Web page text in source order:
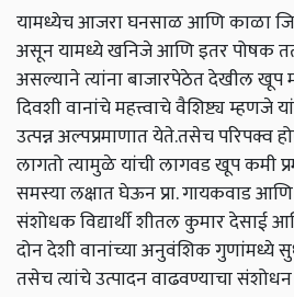
यामध्येच आजरा घनसाळ आणि काळा
असून यामध्ये खनिजे आणि इतर पोषक
असल्याने त्यांना बाजारपेठेत देखील
दिवशी वानांचे महत्त्वाचे वैशिष्ट्य
उत्पन्न अल्पप्रमाणात येते.तसेच परिपक्व
लागतो त्यामुळे यांची लागवड खूप कमी
समस्या लक्षात घेऊन प्रा. गायकवाड
संशोधक विद्यार्थी शीतल कुमार देसाई
दोन देशी वानांच्या अनुवंशिक गुणांमध्ये
तसेच त्यांचे उत्पादन वाढवण्याचा